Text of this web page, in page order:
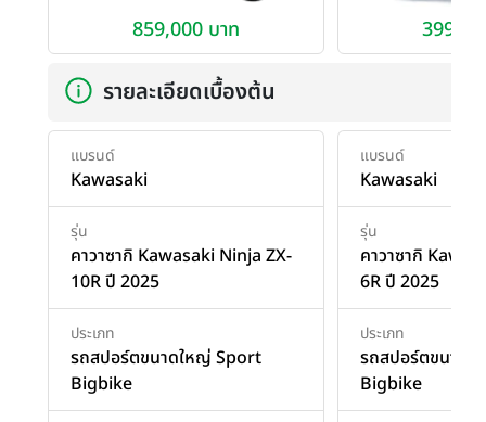
859,000 บาท
รายละเอียดเบื้องต้น
แบรนด์
Kawasaki
รุ่น
คาวาซากิ Kawasaki Ninja ZX-
10R ปี 2025
ประเภท
รถสปอร์ตขนาดใหญ่ Sport
Bigbike
แบรนด์
Kawasaki
รุ่น
คาวาซากิ
6R ปี 2025
ประเภท
รถสปอร์ตขนาด
Bigbike